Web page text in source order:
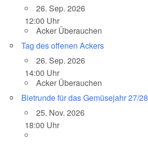
26. Sep. 2026
12:00 Uhr
Acker Überauchen
Tag des offenen Ackers
26. Sep. 2026
14:00 Uhr
Acker Überauchen
Bietrunde für das Gemüsejahr 27/28
25. Nov. 2026
18:00 Uhr